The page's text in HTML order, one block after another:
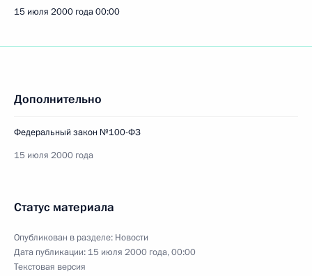
15 июля 2000 года00:00
Дополнительно
Федеральный закон №100-ФЗ
15 июля 2000 года
Статус материала
Опубликован в разделе: Новости
Дата публикации: 15 июля 2000 года, 00:00
Текстовая версия